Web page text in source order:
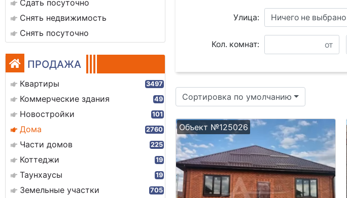
Сдать посуточно
Снять недвижимость
Снять посуточно
ПРОДАЖА
Квартиры 3497
Коммерческие здания 49
Новостройки 101
Дома 2760
Части домов 225
Коттеджи 19
Таунхаусы 19
Земельные участки 705
Улица: Ничего не выбрано
Кол. комнат:
Сортировка по умолчанию
Объект №125026